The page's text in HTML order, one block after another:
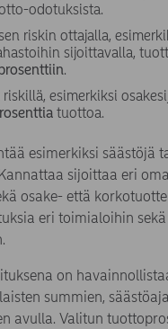
odotuksista.
riskin ottajalla,
sijoittavalla,
.
esimerkiksi
tuottoa.
esimerkiksi säästöjä
sijoittaa eri
osake- että
eri toimialoihin sekä
on
summien,
avulla. Valitun